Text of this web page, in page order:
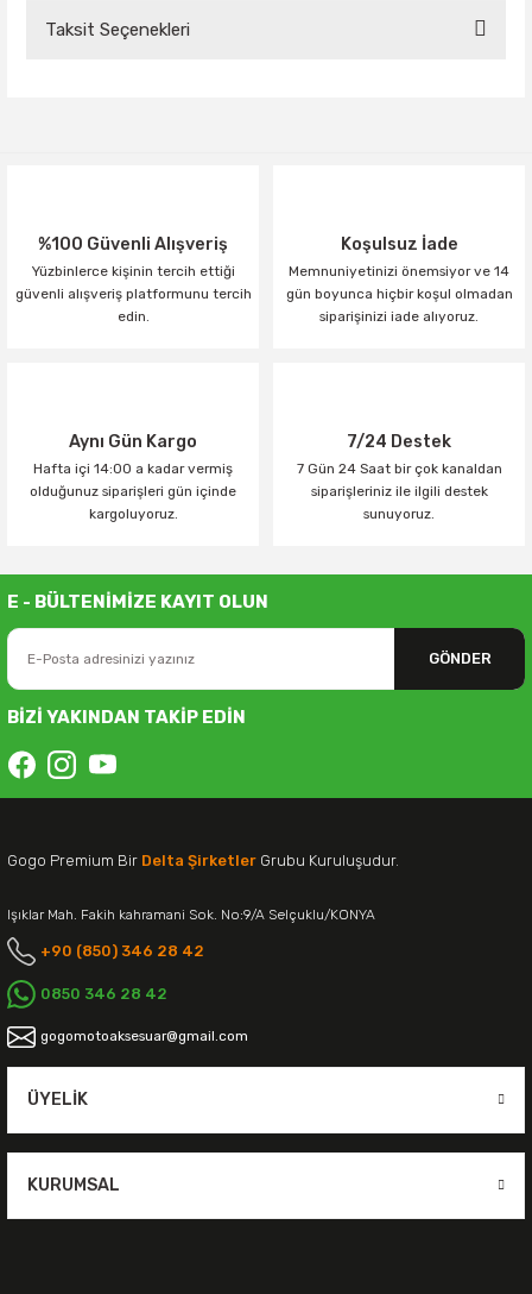
Taksit Seçenekleri
%100 Güvenli Alışveriş
Yüzbinlerce kişinin tercih ettiği
güvenli alışveriş platformunu tercih
edin.
Koşulsuz İade
Memnuniyetinizi önemsiyor ve 14
gün boyunca hiçbir koşul olmadan
siparişinizi iade alıyoruz.
Aynı Gün Kargo
Hafta içi 14:00 a kadar vermiş
olduğunuz siparişleri gün içinde
kargoluyoruz.
7/24 Destek
7 Gün 24 Saat bir çok kanaldan
siparişleriniz ile ilgili destek
sunuyoruz.
E - BÜLTENİMİZE KAYIT OLUN
GÖNDER
BİZİ YAKINDAN TAKİP EDİN
Gogo Premium Bir Delta Şirketler Grubu Kuruluşudur.
Işıklar Mah. Fakih kahramani Sok. No:9/A Selçuklu/KONYA
+90 (850) 346 28 42
0850 346 28 42
gogomotoaksesuar@gmail.com
ÜYELIK
KURUMSAL